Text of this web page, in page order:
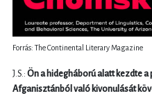
Forrás: The Continental Literary Magazine
J.S.: Ön a hidegháború alatt kezdte
Afganisztánból való kivonulását